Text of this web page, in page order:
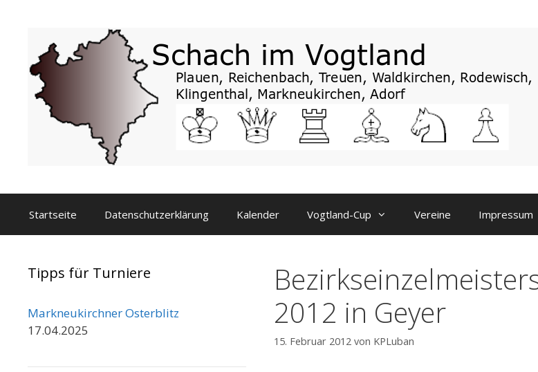
Startseite Datenschutzerklärung Kalender Vogtland-Cup Vereine Impressum
2012 in Geyer
15. Februar 2012 von KPLuban
Tipps für Turniere
Markneukirchner Osterblitz
17.04.2025